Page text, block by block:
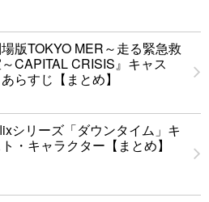
場版TOKYO MER～走る緊急救
CAPITAL CRISIS』キャス
らすじ【まとめ】
シリーズ「ダウンタイム」キ
・キャラクター【まとめ】